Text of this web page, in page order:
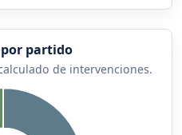
partido
de intervenciones.